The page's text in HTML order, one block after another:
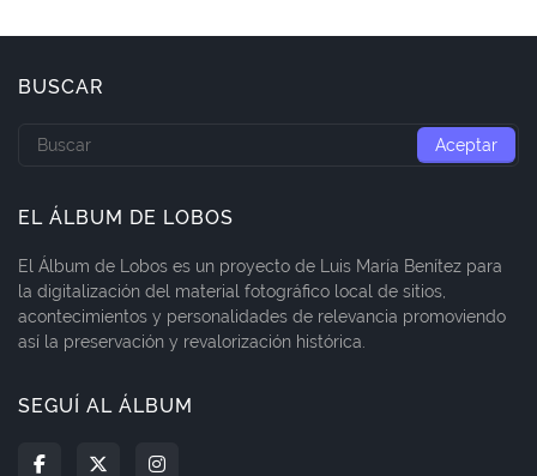
BUSCAR
EL ÁLBUM DE LOBOS
El Álbum de Lobos es un proyecto de Luis María Benítez para
la digitalización del material fotográfico local de sitios,
acontecimientos y personalidades de relevancia promoviendo
así la preservación y revalorización histórica.
SEGUÍ AL ÁLBUM